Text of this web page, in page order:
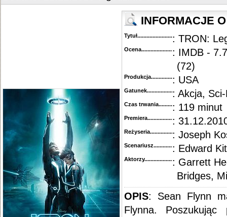
INFORMACJE
Tytuł............................................
: TRON:
Ocena.............................................
: IMDB -
(72)
Produkcja.........................................
: USA
Gatunek...........................................
: Akcja,
Czas trwania......................................
: 119 minut
Premiera..........................................
:
Reżyseria........................................
: Joseph
Scenariusz........................................
: Edward
Aktorzy...........................................
: Garrett
Bridges,
OPIS: Sean Flynn
Flynna. Poszukując